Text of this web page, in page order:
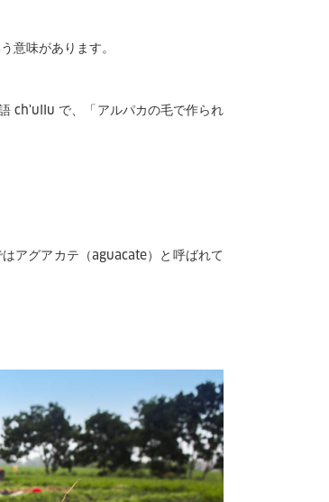
意味があります。
ch'ullu で、「アルパカの毛で作られ
アグアカテ（aguacate）と呼ばれて